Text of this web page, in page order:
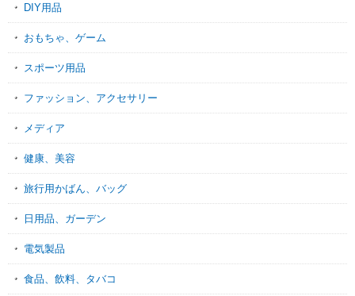
DIY用品
おもちゃ、ゲーム
スポーツ用品
ファッション、アクセサリー
メディア
健康、美容
旅行用かばん、バッグ
日用品、ガーデン
電気製品
食品、飲料、タバコ